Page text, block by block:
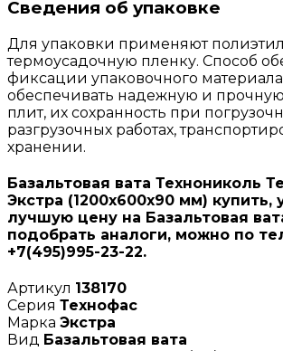
Сведения об упаковке
Для упаковки применяют
термоусадочную пленку. Способ
фиксации упаковочного
обеспечивать надежную и
плит, их сохранность при
разгрузочных работах,
хранении.
Базальтовая вата Технониколь
Экстра (1200х600х90 мм) купить,
лучшую цену на Базальтовая
подобрать аналоги, можно по
+7(495)995-23-22.
Артикул 138170
Серия Технофас
Марка Экстра
Вид Базальтовая вата